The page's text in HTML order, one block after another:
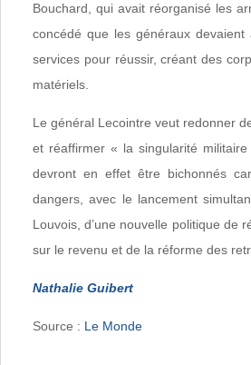
Bouchard, qui avait réorganisé les
concédé que les généraux
services pour réussir, créant des
matériels.
Le général Lecointre veut redonner
et réaffirmer « la singularité
devront en effet être bichonnés
dangers, avec le lancement
Louvois, d’une nouvelle politique de
sur le revenu et de la réforme des
Nathalie Guibert
Source : Le Monde